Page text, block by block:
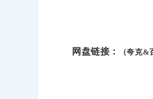
网盘链接： （夸克&